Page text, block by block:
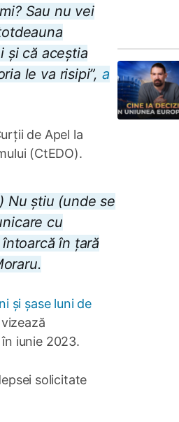
Sau nu vei
și că aceștia
le va risipi”, a
de Apel la
(CtEDO).
Nu știu (unde se
cu
în țară
și șase luni de
iunie 2023.
solicitate